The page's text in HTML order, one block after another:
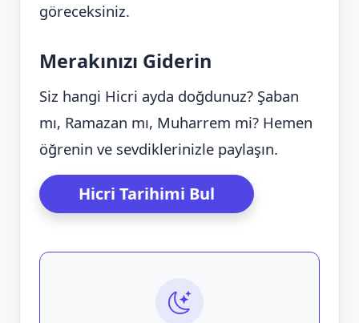
göreceksiniz.
Merakınızı Giderin
Siz hangi Hicri ayda doğdunuz? Şaban
mı, Ramazan mı, Muharrem mi? Hemen
öğrenin ve sevdiklerinizle paylaşın.
Hicri Tarihimi Bul